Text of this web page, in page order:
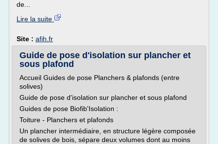
de...
Lire la suite
Site : afih.fr
Guide de pose d'isolation sur plancher et
sous plafond
Accueil Guides de pose Planchers & plafonds (entre
solives)
Guide de pose d'isolation sur plancher et sous plafond
Guides de pose Biofib'Isolation :
Toiture - Planchers et plafonds
Un plancher intermédiaire, en structure légère composée
de solives de bois, sépare deux volumes dont au moins